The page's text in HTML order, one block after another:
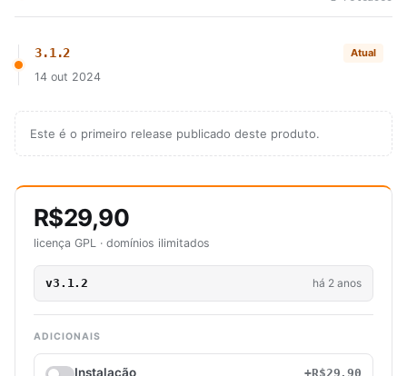
3.1.2 Atual
14 out 2024
Este é o primeiro release publicado deste produto.
R$29,90
licença GPL · domínios ilimitados
v3.1.2 há 2 anos
ADICIONAIS
Instalação
+R$29,90